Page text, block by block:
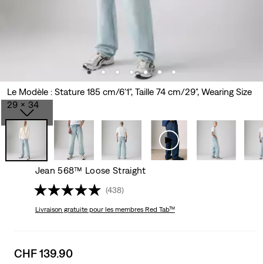
Le Modèle : Stature 185 cm/6'1", Taille 74 cm/29", Wearing Size
29 x 34
Jean 568™ Loose Straight
(438)
Livraison gratuitepour les membres Red Tab™
Sale
CHF 139.90